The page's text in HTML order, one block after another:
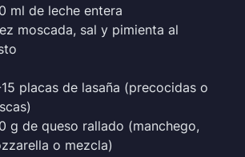
ml de leche entera
moscada, sal y pimienta al
placas de lasaña (precocidas o
g de queso rallado (manchego,
o mezcla)